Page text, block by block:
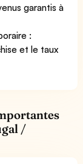
garantis à
:
et le taux
/